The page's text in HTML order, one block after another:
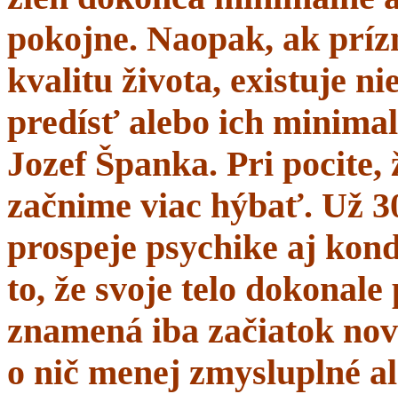
pokojne. Naopak, ak
kvalitu života, existuje
predísť alebo ich
Jozef Španka. Pri
začnime viac hýbať. Už
prospeje psychike aj
to, že svoje telo dokonale
znamená iba začiatok
o nič menej zmysluplné